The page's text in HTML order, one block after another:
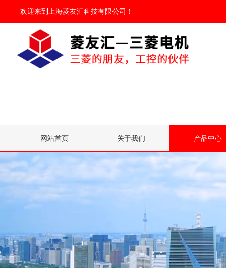
欢迎来到 上海菱友汇科技有限公司 ！
网站首页 关于我们 产品中心